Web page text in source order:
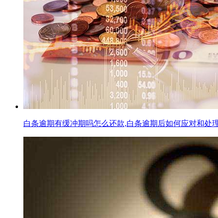
白条逾期有缓冲期吗怎么还款,白条逾期后如何应对和处